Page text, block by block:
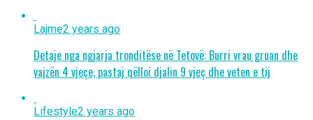
Lajme2 years ago
Detaje nga ngjarja tronditëse në Tetovë: Burri vrau gruan dhe
vajzën 4 vjeçe, pastaj qëlloi djalin 9 vjeç dhe veten e tij
Lifestyle2 years ago